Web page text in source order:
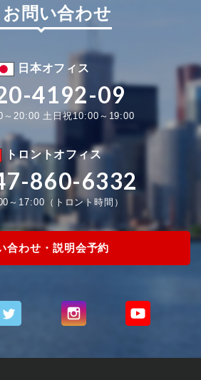
お問い合わせ
日本オフィス
4192-09
～20:00 土日祝10:00～19:00
トロントオフィス
860-6332
～17:00（トロント時間）
合わせ・説明会予約